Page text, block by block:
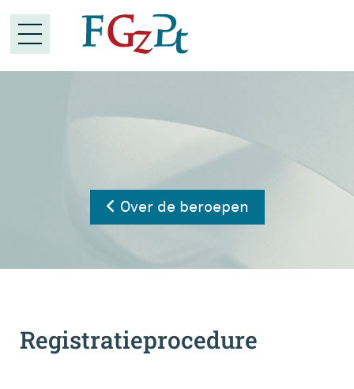
Over de beroepen
Registratieprocedure